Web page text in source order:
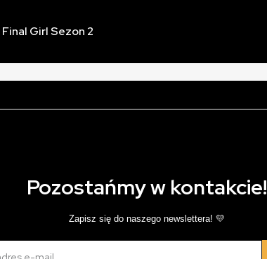
Final Girl Sezon 2
Pozostańmy w kontakcie!
Zapisz się do naszego newslettera! 💛